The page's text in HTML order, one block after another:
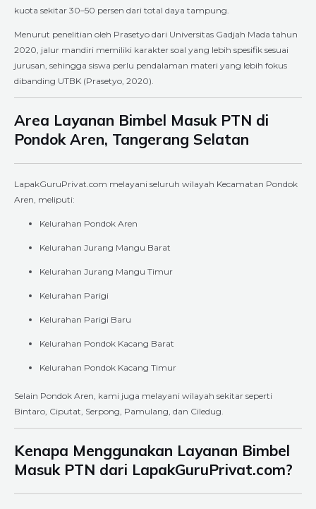
kuota sekitar 30–50 persen dari total daya tampung.
Menurut penelitian oleh Prasetyo dari Universitas Gadjah Mada tahun
2020, jalur mandiri memiliki karakter soal yang lebih spesifik sesuai
jurusan, sehingga siswa perlu pendalaman materi yang lebih fokus
dibanding UTBK (Prasetyo, 2020).
Area Layanan Bimbel Masuk PTN di
Pondok Aren, Tangerang Selatan
LapakGuruPrivat.com melayani seluruh wilayah Kecamatan Pondok
Aren, meliputi:
Kelurahan Pondok Aren
Kelurahan Jurang Mangu Barat
Kelurahan Jurang Mangu Timur
Kelurahan Parigi
Kelurahan Parigi Baru
Kelurahan Pondok Kacang Barat
Kelurahan Pondok Kacang Timur
Selain Pondok Aren, kami juga melayani wilayah sekitar seperti
Bintaro, Ciputat, Serpong, Pamulang, dan Ciledug.
Kenapa Menggunakan Layanan Bimbel
Masuk PTN dari LapakGuruPrivat.com?